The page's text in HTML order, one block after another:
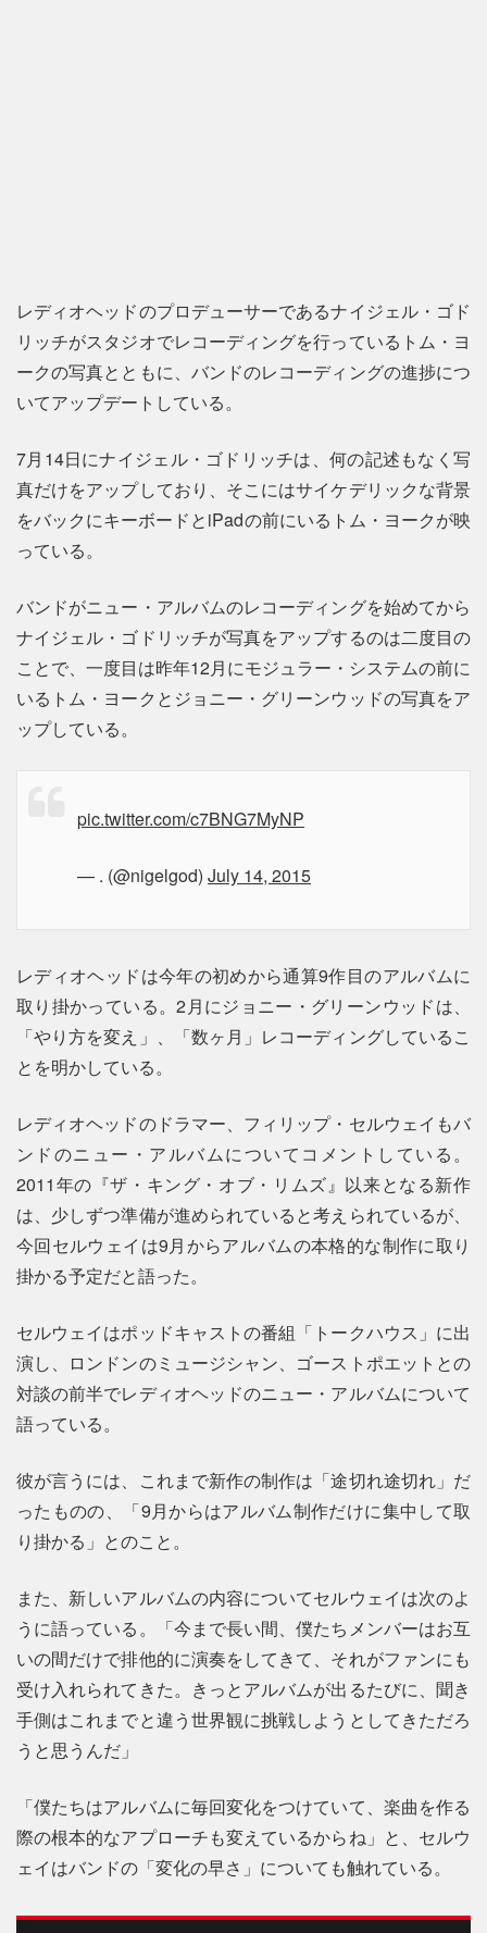
レディオヘッドのプロデューサーであるナイジェル・ゴド
リッチがスタジオでレコーディングを行っているトム・ヨ
ークの写真とともに、バンドのレコーディングの進捗につ
いてアップデートしている。
7月14日にナイジェル・ゴドリッチは、何の記述もなく写
真だけをアップしており、そこにはサイケデリックな背景
をバックにキーボードとiPadの前にいるトム・ヨークが映
っている。
バンドがニュー・アルバムのレコーディングを始めてから
ナイジェル・ゴドリッチが写真をアップするのは二度目の
ことで、一度目は昨年12月にモジュラー・システムの前に
いるトム・ヨークとジョニー・グリーンウッドの写真をア
ップしている。
pic.twitter.com/c7BNG7MyNP
— . (@nigelgod) July 14, 2015
レディオヘッドは今年の初めから通算9作目のアルバムに
取り掛かっている。2月にジョニー・グリーンウッドは、
「やり方を変え」、「数ヶ月」レコーディングしているこ
とを明かしている。
レディオヘッドのドラマー、フィリップ・セルウェイもバ
ンドのニュー・アルバムについてコメントしている。
2011年の『ザ・キング・オブ・リムズ』以来となる新作
は、少しずつ準備が進められていると考えられているが、
今回セルウェイは9月からアルバムの本格的な制作に取り
掛かる予定だと語った。
セルウェイはポッドキャストの番組「トークハウス」に出
演し、ロンドンのミュージシャン、ゴーストポエットとの
対談の前半でレディオヘッドのニュー・アルバムについて
語っている。
彼が言うには、これまで新作の制作は「途切れ途切れ」だ
ったものの、「9月からはアルバム制作だけに集中して取
り掛かる」とのこと。
また、新しいアルバムの内容についてセルウェイは次のよ
うに語っている。「今まで長い間、僕たちメンバーはお互
いの間だけで排他的に演奏をしてきて、それがファンにも
受け入れられてきた。きっとアルバムが出るたびに、聞き
手側はこれまでと違う世界観に挑戦しようとしてきただろ
うと思うんだ」
「僕たちはアルバムに毎回変化をつけていて、楽曲を作る
際の根本的なアプローチも変えているからね」と、セルウ
ェイはバンドの「変化の早さ」についても触れている。